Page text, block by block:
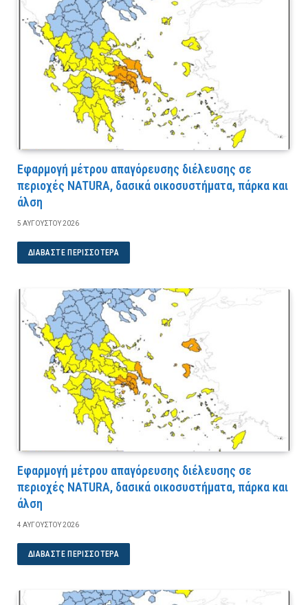
Εφαρμογή μέτρου απαγόρευσης διέλευσης σε
περιοχές NATURA, δασικά οικοσυστήματα, πάρκα και
άλση
5 ΑΥΓΟΎΣΤΟΥ 2026
ΔΙΑΒΆΣΤΕ ΠΕΡΙΣΣΌΤΕΡΑ
Εφαρμογή μέτρου απαγόρευσης διέλευσης σε
περιοχές NATURA, δασικά οικοσυστήματα, πάρκα και
άλση
4 ΑΥΓΟΎΣΤΟΥ 2026
ΔΙΑΒΆΣΤΕ ΠΕΡΙΣΣΌΤΕΡΑ